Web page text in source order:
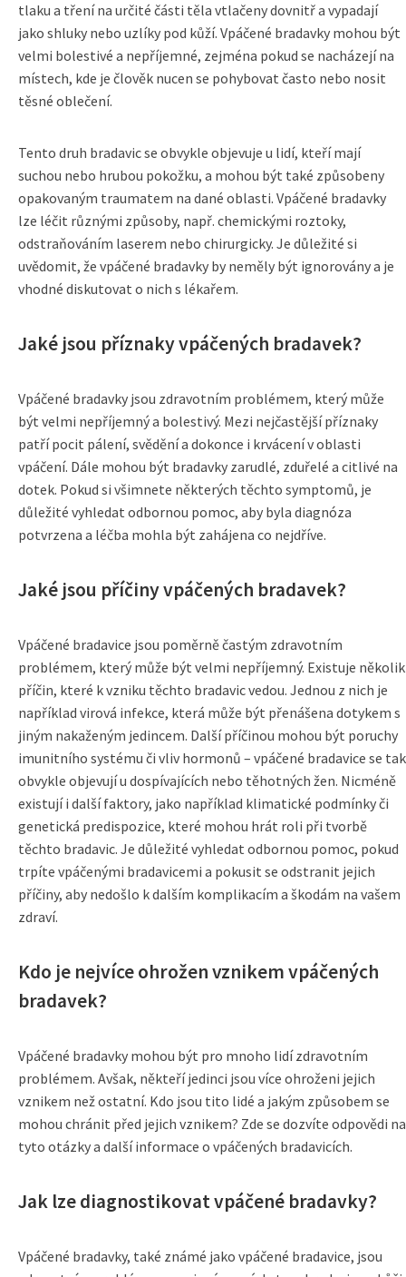
tlaku a tření na určité části těla vtlačeny dovnitř a vypadají
jako shluky nebo uzlíky pod kůží. Vpáčené bradavky mohou být
velmi bolestivé a nepříjemné, zejména pokud se nacházejí na
místech, kde je člověk nucen se pohybovat často nebo nosit
těsné oblečení.
Tento druh bradavic se obvykle objevuje u lidí, kteří mají
suchou nebo hrubou pokožku, a mohou být také způsobeny
opakovaným traumatem na dané oblasti. Vpáčené bradavky
lze léčit různými způsoby, např. chemickými roztoky,
odstraňováním laserem nebo chirurgicky. Je důležité si
uvědomit, že vpáčené bradavky by neměly být ignorovány a je
vhodné diskutovat o nich s lékařem.
Jaké jsou příznaky vpáčených bradavek?
Vpáčené bradavky jsou zdravotním problémem, který může
být velmi nepříjemný a bolestivý. Mezi nejčastější příznaky
patří pocit pálení, svědění a dokonce i krvácení v oblasti
vpáčení. Dále mohou být bradavky zarudlé, zduřelé a citlivé na
dotek. Pokud si všimnete některých těchto symptomů, je
důležité vyhledat odbornou pomoc, aby byla diagnóza
potvrzena a léčba mohla být zahájena co nejdříve.
Jaké jsou příčiny vpáčených bradavek?
Vpáčené bradavice jsou poměrně častým zdravotním
problémem, který může být velmi nepříjemný. Existuje několik
příčin, které k vzniku těchto bradavic vedou. Jednou z nich je
například virová infekce, která může být přenášena dotykem s
jiným nakaženým jedincem. Další příčinou mohou být poruchy
imunitního systému či vliv hormonů – vpáčené bradavice se tak
obvykle objevují u dospívajících nebo těhotných žen. Nicméně
existují i další faktory, jako například klimatické podmínky či
genetická predispozice, které mohou hrát roli při tvorbě
těchto bradavic. Je důležité vyhledat odbornou pomoc, pokud
trpíte vpáčenými bradavicemi a pokusit se odstranit jejich
příčiny, aby nedošlo k dalším komplikacím a škodám na vašem
zdraví.
Kdo je nejvíce ohrožen vznikem vpáčených
bradavek?
Vpáčené bradavky mohou být pro mnoho lidí zdravotním
problémem. Avšak, někteří jedinci jsou více ohroženi jejich
vznikem než ostatní. Kdo jsou tito lidé a jakým způsobem se
mohou chránit před jejich vznikem? Zde se dozvíte odpovědi na
tyto otázky a další informace o vpáčených bradavicích.
Jak lze diagnostikovat vpáčené bradavky?
Vpáčené bradavky, také známé jako vpáčené bradavice, jsou